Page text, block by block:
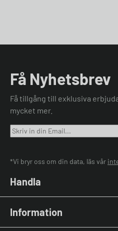
Få Nyhetsbrev
Få tillgång till exklusiva
mycket mer.
*Vi bryr oss om din data, läs vår
Handla
Laddkablar
Kabelhållare
Information